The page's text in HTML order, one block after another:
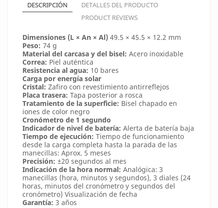
DESCRIPCIÓN
DETALLES DEL PRODUCTO
PRODUCT REVIEWS
Dimensiones (L × An × Al) 49.5 × 45.5 × 12.2 mm
Peso: 74 g
Material del carcasa y del bisel: Acero inoxidable
Correa: Piel auténtica
Resistencia al agua: 10 bares
Carga por energía solar
Cristal: Zafiro con revestimiento antirreflejos
Placa trasera: Tapa posterior a rosca
Tratamiento de la superficie: Bisel chapado en
iones de color negro
Cronómetro de 1 segundo
Indicador de nivel de batería: Alerta de batería baja
Tiempo de ejecución: Tiempo de funcionamiento
desde la carga completa hasta la parada de las
manecillas: Aprox. 5 meses
Precisión: ±20 segundos al mes
Indicación de la hora normal: Analógica: 3
manecillas (hora, minutos y segundos), 3 diales (24
horas, minutos del cronómetro y segundos del
cronómetro) Visualización de fecha
Garantía: 3 años